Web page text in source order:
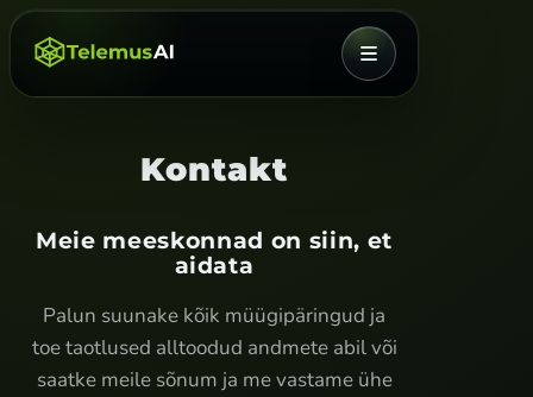
MENÜÜ
Kontakt
Meie meeskonnad on siin, et
aidata
Palun suunake kõik müügipäringud ja
toe taotlused alltoodud andmete abil või
saatke meile sõnum ja me vastame ühe